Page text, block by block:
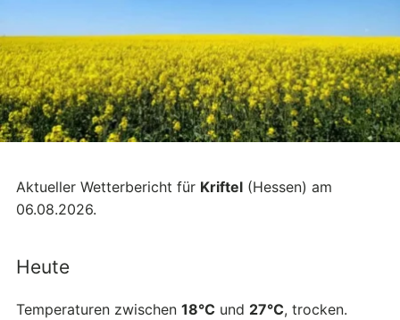
Aktueller Wetterbericht für Kriftel (Hessen) am
06.08.2026.
Heute
Temperaturen zwischen 18°C und 27°C, trocken.